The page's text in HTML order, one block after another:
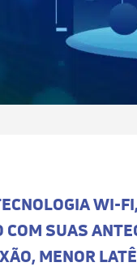
WI-
COM SUAS
MENOR